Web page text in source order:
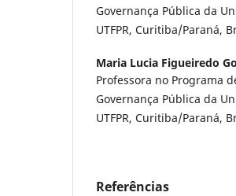
Governança Pública da
UTFPR, Curitiba/Paraná,
Maria Lucia Figueiredo
Professora no Programa
Governança Pública da
UTFPR, Curitiba/Paraná,
Referências